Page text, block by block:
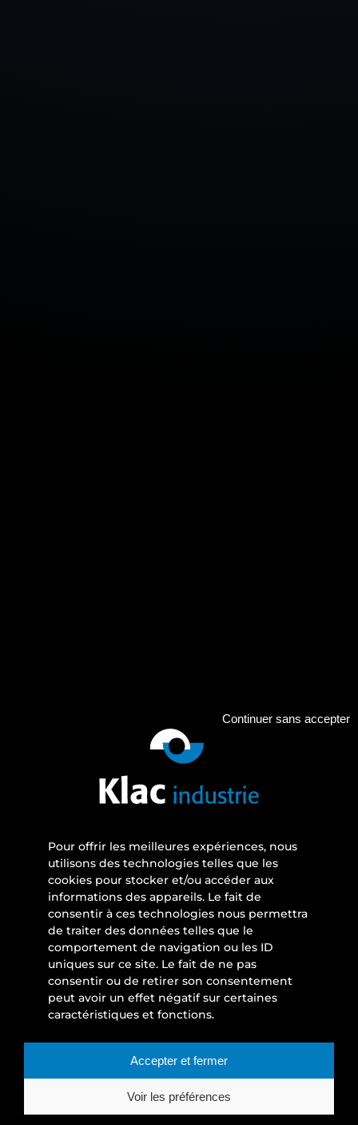
Pour offrir les meilleures expériences, nous
utilisons des technologies telles que les
cookies pour stocker et/ou accéder aux
informations des appareils. Le fait de
consentir à ces technologies nous permettra
de traiter des données telles que le
comportement de navigation ou les ID
uniques sur ce site. Le fait de ne pas
consentir ou de retirer son consentement
peut avoir un effet négatif sur certaines
caractéristiques et fonctions.
Accepter et fermer
Continuer sans accepter
Voir les préférences